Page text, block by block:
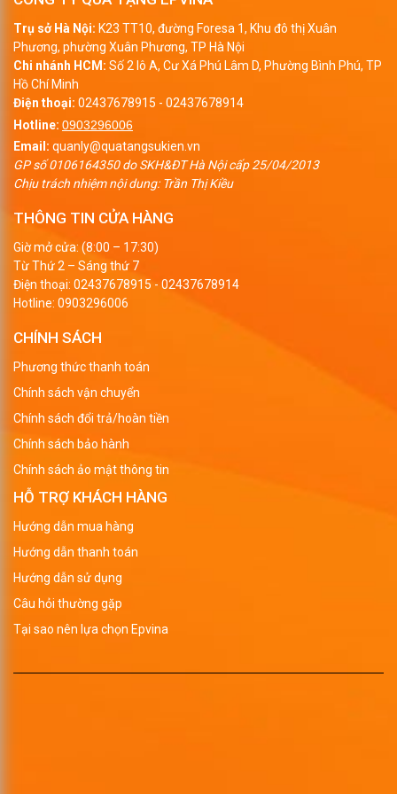
gài, sổ gáy dán, sổ gáy ghim…
Các công ty, doanh nghiệp có thể sử dụng các phương pháp in
hiện đại để
chìm – nổi… Với về mặt vô cùng thuận tiện của bìa sổ da các
ý muốn để truyền đạt tới người dùng.
Khách hàng
Đối tác
Sếp
+Sổ bìa da A4
Trụ sở Hà Nội: K23 TT10, đường Foresa 1, Khu đô thị Xuân
Phương, phường Xuân Phương, TP Hà Nội
Chi nhánh HCM: Số 2 lô A, Cư Xá Phú Lâm D, Phường Bình Phú, TP
Hồ Chí Minh
Điện thoại: 02437678915 - 02437678914
Hotline: 0903296006
Email: quanly@quatangsukien.vn
GP số 0106164350 do SKH&ĐT Hà Nội cấp 25/04/2013
Chịu trách nhiệm nội dung: Trần Thị Kiều
THÔNG TIN CỬA HÀNG
Giờ mở cửa: (8:00 – 17:30)
Từ Thứ 2 – Sáng thứ 7
Điện thoại: 02437678915 - 02437678914
Hotline: 0903296006
CHÍNH SÁCH
Phương thức thanh toán
Chính sách vận chuyển
Chính sách đổi trả/hoàn tiền
Chính sách bảo hành
Chính sách ảo mật thông tin
HỖ TRỢ KHÁCH HÀNG
Hướng dẫn mua hàng
Hướng dẫn thanh toán
Hướng dẫn sử dụng
Câu hỏi thường gặp
Tại sao nên lựa chọn Epvina